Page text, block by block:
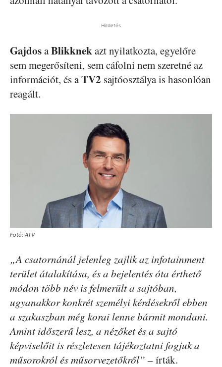
Hirdetés
GajdosaBlikknekazt nyilatkozta, egyelőre
sem megerősíteni, sem cáfolni nem szeretné az
információt, és aTV2 sajtóosztálya is hasonlóan
reagált.
Fotó: ATV
„A csatornánál jelenleg zajlik az infotainment
terület átalakítása, és a bejelentés óta érthető
módon több név is felmerült a sajtóban,
ugyanakkor konkrét személyi kérdésekről ebben
a szakaszban még korai lenne bármit mondani.
Amint időszerű lesz, a nézőket és a sajtó
képviselőit is részletesen tájékoztatni fogjuk a
műsorokról és műsorvezetőkről” – írták.